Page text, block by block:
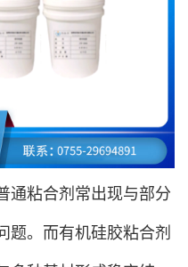
通粘合剂常出现与部分
题。而有机硅胶粘合剂